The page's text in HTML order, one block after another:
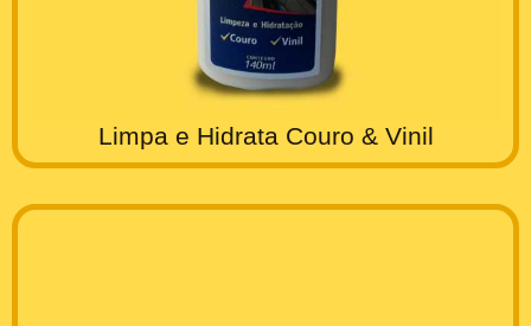
Limpa e Hidrata Couro & Vinil